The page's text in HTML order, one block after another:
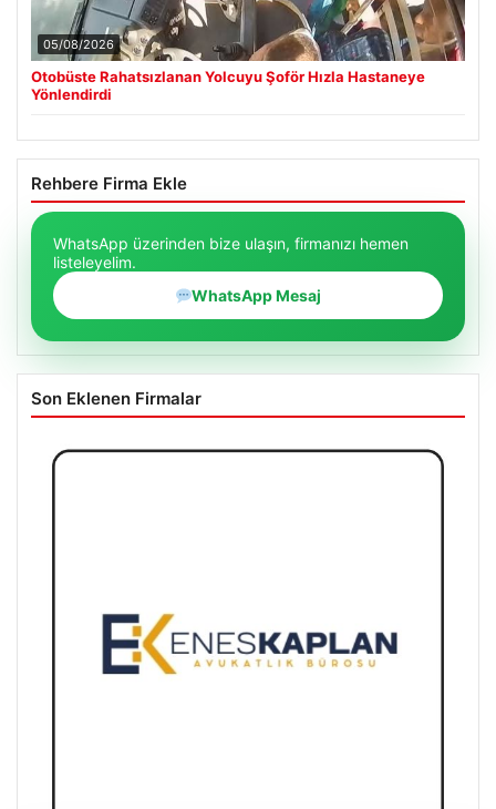
05/08/2026
Otobüste Rahatsızlanan Yolcuyu Şoför Hızla Hastaneye
Yönlendirdi
Rehbere Firma Ekle
WhatsApp üzerinden bize ulaşın, firmanızı hemen
listeleyelim.
WhatsApp Mesaj
Son Eklenen Firmalar